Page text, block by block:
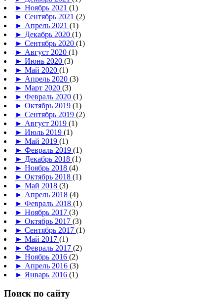
► Ноябрь 2021 (1)
► Сентябрь 2021 (2)
► Апрель 2021 (1)
► Декабрь 2020 (1)
► Сентябрь 2020 (1)
► Август 2020 (1)
► Июнь 2020 (3)
► Май 2020 (1)
► Апрель 2020 (3)
► Март 2020 (3)
► Февраль 2020 (1)
► Октябрь 2019 (1)
► Сентябрь 2019 (2)
► Август 2019 (1)
► Июль 2019 (1)
► Май 2019 (1)
► Февраль 2019 (1)
► Декабрь 2018 (1)
► Ноябрь 2018 (4)
► Октябрь 2018 (1)
► Май 2018 (3)
► Апрель 2018 (4)
► Февраль 2018 (1)
► Ноябрь 2017 (3)
► Октябрь 2017 (3)
► Сентябрь 2017 (1)
► Май 2017 (1)
► Февраль 2017 (2)
► Ноябрь 2016 (2)
► Апрель 2016 (3)
► Январь 2016 (1)
Поиск по сайту